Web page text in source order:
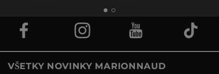
VŠETKY NOVINKY MARIONNAUD